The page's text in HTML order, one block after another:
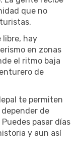
que no
libre, hay
en zonas
el ritmo baja
de
te permiten
de
pasar días
y aun así